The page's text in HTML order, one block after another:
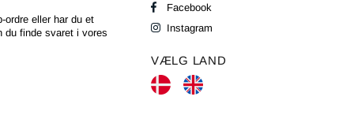
eller har du et
du finde svaret i vores
Facebook
Instagram
VÆLG LAND